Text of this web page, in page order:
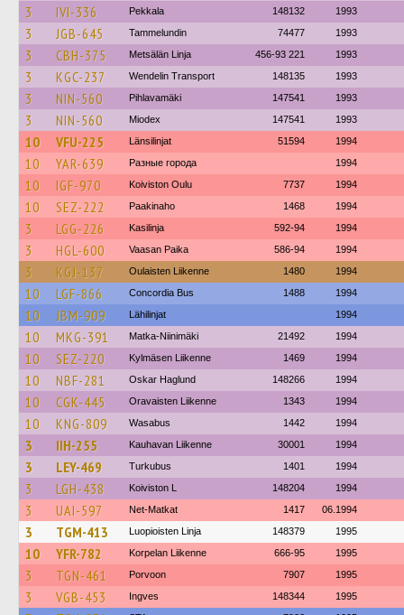
3 IVI-336 Pekkala 148132 1993
3 JGB-645 Tammelundin 74477 1993
3 CBH-375 Metsälän Linja 456-93 221 1993
3 KGC-237 Wendelin Transport 148135 1993
3 NIN-560 Pihlavamäki 147541 1993
3 NIN-560 Miodex 147541 1993
10 VFU-225 Länsilinjat 51594 1994
10 YAR-639 Разные города 1994
10 IGF-970 Koiviston Oulu 7737 1994
10 SEZ-222 Paakinaho 1468 1994
3 LGG-226 Kasilinja 592-94 1994
3 HGL-600 Vaasan Paika 586-94 1994
3 KGJ-137 Oulaisten Liikenne 1480 1994
10 LGF-866 Concordia Bus 1488 1994
10 JBM-909 Lähilinjat 1994
10 MKG-391 Matka-Niinimäki 21492 1994
10 SEZ-220 Kylmäsen Liikenne 1469 1994
10 NBF-281 Oskar Haglund 148266 1994
10 CGK-445 Oravaisten Liikenne 1343 1994
10 KNG-809 Wasabus 1442 1994
3 IIH-255 Kauhavan Liikenne 30001 1994
3 LEY-469 Turkubus 1401 1994
3 LGH-438 Koiviston L 148204 1994
3 UAI-597 Net-Matkat 1417 06.1994
3 TGM-413 Luopioisten Linja 148379 1995
10 YFR-782 Korpelan Liikenne 666-95 1995
3 TGN-461 Porvoon 7907 1995
3 VGB-453 Ingves 148344 1995